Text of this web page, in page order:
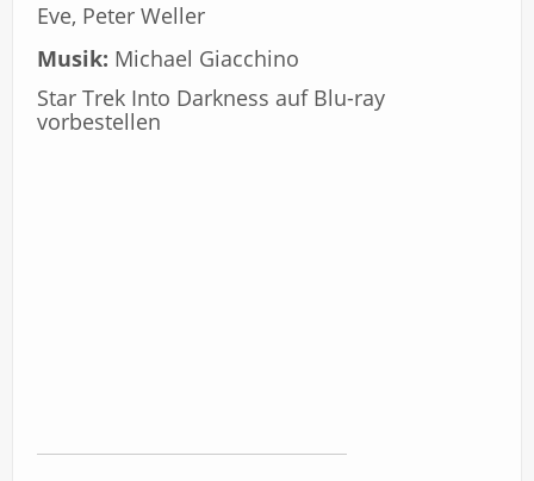
Eve, Peter Weller
Musik: Michael Giacchino
Star Trek Into Darkness auf Blu-ray
vorbestellen